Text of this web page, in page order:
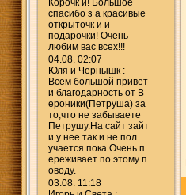
Корочк и! Большое
спасибо з а красивые
открыточк и и
подарочки! Очень
любим вас всех!!!
04.08. 02:07
Юля и Чернышк :
Всем большой привет
и благодарность от В
ероники(Петруша) за
то,что не забываете
Петрушу.На сайт зайт
и у нее так и не пол
учается пока.Очень п
ереживает по этому п
оводу.
03.08. 11:18